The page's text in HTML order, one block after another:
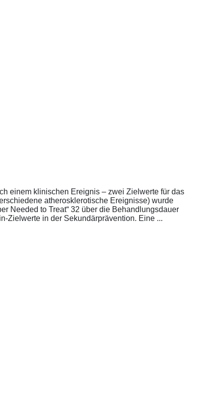
einem klinischen Ereignis – zwei Zielwerte für das
atherosklerotische Ereignisse) wurde
Needed to Treat“ 32 über die Behandlungsdauer
Zielwerte in der Sekundärprävention. Eine ...